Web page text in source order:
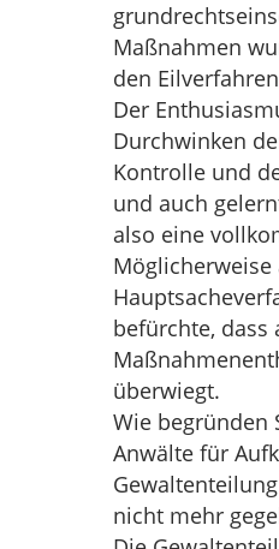
Maßnahmen
den
Der
Durchwinken
Kontrolle und
und auch
also eine
befürchte, dass
überwiegt.
Wie begründen
Anwälte für
nicht mehr